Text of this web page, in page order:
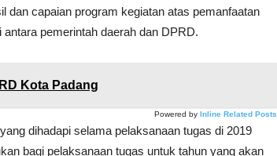
dan capaian program kegiatan atas pemanfaatan
pemerintah daerah dan DPRD.
Kota Padang
Powered by Inline Related Posts
dihadapi selama pelaksanaan tugas di 2019
bagi pelaksanaan tugas untuk tahun yang akan